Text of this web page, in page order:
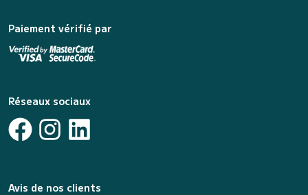
Paiement vérifié par
Réseaux sociaux
Avis de nos clients